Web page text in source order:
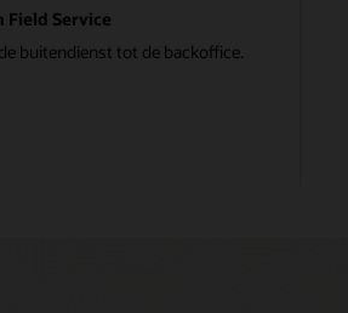
Service
buitendienst tot de backoffice.